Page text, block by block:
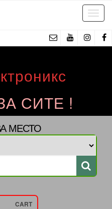
СИТЕ !
МЕСТО
CART